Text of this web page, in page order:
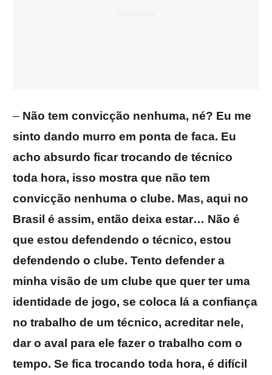
– Não tem convicção nenhuma, né? Eu me
sinto dando murro em ponta de faca. Eu
acho absurdo ficar trocando de técnico
toda hora, isso mostra que não tem
convicção nenhuma o clube. Mas, aqui no
Brasil é assim, então deixa estar… Não é
que estou defendendo o técnico, estou
defendendo o clube. Tento defender a
minha visão de um clube que quer ter uma
identidade de jogo, se coloca lá a confiança
no trabalho de um técnico, acreditar nele,
dar o aval para ele fazer o trabalho com o
tempo. Se fica trocando toda hora, é difícil